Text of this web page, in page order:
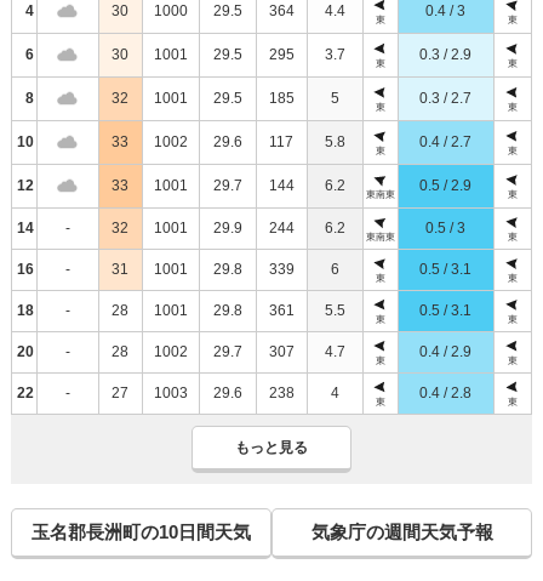
4 30 1000 29.5 364 4.4
東
0.4 / 3
東
6 30 1001 29.5 295 3.7
東
0.3 / 2.9
東
8 32 1001 29.5 185 5
東
0.3 / 2.7
東
10 33 1002 29.6 117 5.8
東
0.4 / 2.7
東
12 33 1001 29.7 144 6.2
東南東
0.5 / 2.9
東
14 - 32 1001 29.9 244 6.2
東南東
0.5 / 3
東
16 - 31 1001 29.8 339 6
東
0.5 / 3.1
東
18 - 28 1001 29.8 361 5.5
東
0.5 / 3.1
東
20 - 28 1002 29.7 307 4.7
東
0.4 / 2.9
東
22 - 27 1003 29.6 238 4
東
0.4 / 2.8
東
もっと見る
玉名郡長洲町の10日間天気 気象庁の週間天気予報